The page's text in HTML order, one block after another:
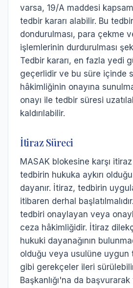
varsa, 19/A maddesi
tedbir kararı alabilir. Bu
dondurulması, para çekme
işlemlerinin durdurulması
Tedbir kararı, en fazla yedi
geçerlidir ve bu süre içinde
hâkimliğinin onayına
onayı ile tedbir süresi
kaldırılabilir.
İtiraz Süreci
MASAK blokesine karşı
tedbirin hukuka aykırı
dayanır. İtiraz, tedbirin
itibaren derhal
tedbiri onaylayan veya
ceza hâkimliğidir. İtiraz
hukuki dayanağının
olduğu veya usulüne uygun
gibi gerekçeler ileri
Başkanlığı'na da